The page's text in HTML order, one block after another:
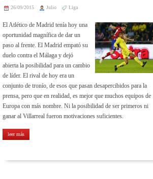
26/09/2015 Julio Liga
El Atlético de Madrid tenía hoy una
oportunidad magnífica de dar un
paso al frente. El Madrid empató su
duelo contra el Málaga y dejó
abierta la posibilidad para un cambio
de líder. El rival de hoy era un
conjunto de tronío, de esos que pasan desapercibidos para la
prensa, pero que en realidad, es mejor que muchos equipos de
Europa con más nombre. Ni la posibilidad de ser primeros ni
ganar al Villarreal fueron motivaciones suficientes.
leer más